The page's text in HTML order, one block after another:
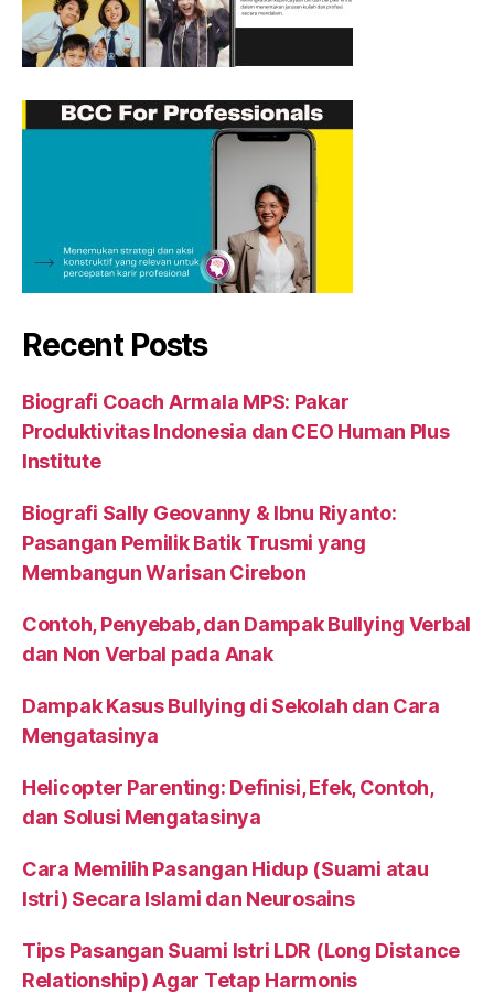
Recent Posts
Biografi Coach Armala MPS: Pakar
Produktivitas Indonesia dan CEO Human Plus
Institute
Biografi Sally Geovanny & Ibnu Riyanto:
Pasangan Pemilik Batik Trusmi yang
Membangun Warisan Cirebon
Contoh, Penyebab, dan Dampak Bullying Verbal
dan Non Verbal pada Anak
Dampak Kasus Bullying di Sekolah dan Cara
Mengatasinya
Helicopter Parenting: Definisi, Efek, Contoh,
dan Solusi Mengatasinya
Cara Memilih Pasangan Hidup (Suami atau
Istri) Secara Islami dan Neurosains
Tips Pasangan Suami Istri LDR (Long Distance
Relationship) Agar Tetap Harmonis